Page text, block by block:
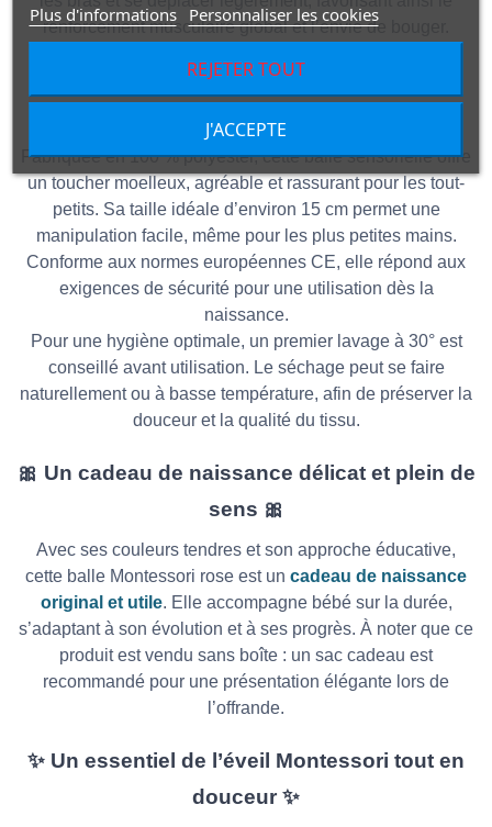
Plus d'informations Personnaliser les cookies
REJETER TOUT
J'ACCEPTE
renforcement musculaire global et l’envie de bouger.
Un jouet de naissance doux, sûr et
Fabriquée en 100 % polyester, cette balle sensorielle offre
un toucher moelleux, agréable et rassurant pour les tout-
petits. Sa taille idéale d’environ 15 cm permet une
manipulation facile, même pour les plus petites mains.
Conforme aux normes européennes CE, elle répond aux
exigences de sécurité pour une utilisation dès la
naissance.
Pour une hygiène optimale, un premier lavage à 30° est
conseillé avant utilisation. Le séchage peut se faire
naturellement ou à basse température, afin de préserver la
douceur et la qualité du tissu.
🎀 Un cadeau de naissance délicat et plein de
sens 🎀
Avec ses couleurs tendres et son approche éducative,
cette balle Montessori rose est un cadeau de naissance
original et utile. Elle accompagne bébé sur la durée,
s’adaptant à son évolution et à ses progrès. À noter que ce
produit est vendu sans boîte : un sac cadeau est
recommandé pour une présentation élégante lors de
l’offrande.
✨ Un essentiel de l’éveil Montessori tout en
douceur ✨